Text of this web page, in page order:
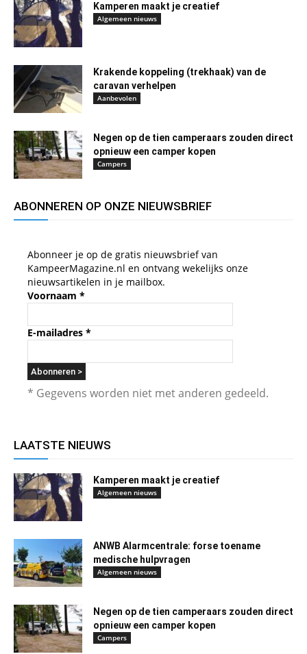
Kamperen maakt je creatief
Algemeen nieuws
Krakende koppeling (trekhaak) van de
caravan verhelpen
Aanbevolen
Negen op de tien camperaars zouden direct
opnieuw een camper kopen
Campers
ABONNEREN OP ONZE NIEUWSBRIEF
Abonneer je op de gratis nieuwsbrief van
KampeerMagazine.nl en ontvang wekelijks onze
nieuwsartikelen in je mailbox.
Voornaam *
E-mailadres *
* Gegevens worden niet met anderen gedeeld.
LAATSTE NIEUWS
Kamperen maakt je creatief
Algemeen nieuws
ANWB Alarmcentrale: forse toename
medische hulpvragen
Algemeen nieuws
Negen op de tien camperaars zouden direct
opnieuw een camper kopen
Campers